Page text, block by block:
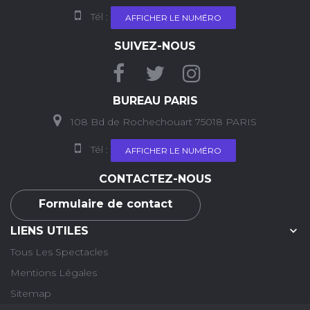
Tél : AFFICHER LE NUMÉRO
SUIVEZ-NOUS
BUREAU PARIS
108 Bd de Rochechouart 75018 PARIS
Tél : AFFICHER LE NUMÉRO
CONTACTEZ-NOUS
Formulaire de contact
LIENS UTILES 
Tous Les Spectacles
Mentions Légales
Sitemap